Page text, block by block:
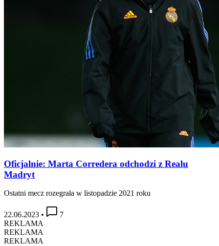
Oficjalnie: Marta Corredera odchodzi z Realu
Madryt
Ostatni mecz rozegrała w listopadzie 2021 roku
22.06.2023 •
7
REKLAMA
REKLAMA
REKLAMA